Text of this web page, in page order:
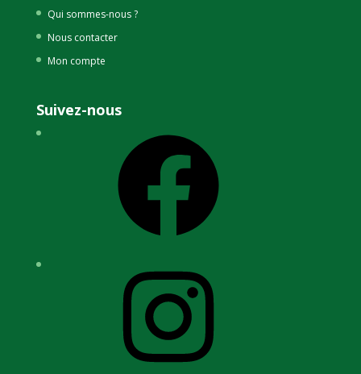
Qui sommes-nous ?
Nous contacter
Mon compte
Suivez-nous